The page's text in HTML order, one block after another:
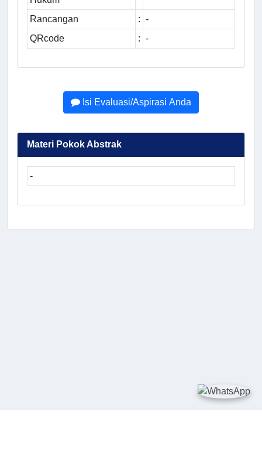
Rancangan : -
QRcode
: -
Isi Evaluasi/Aspirasi Anda
Materi Pokok Abstrak
-